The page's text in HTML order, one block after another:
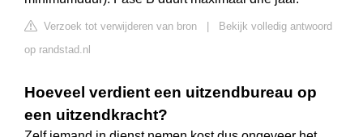
Verzoek tot verwijderen van bron
Bekijk volledig antwoord
op randstad.nl
Hoeveel verdient een uitzendbureau op
een uitzendkracht?